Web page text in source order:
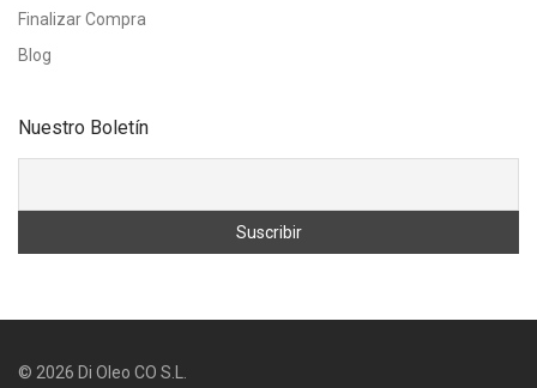
Finalizar Compra
Blog
Nuestro Boletín
© 2026 Di Oleo CO S.L.